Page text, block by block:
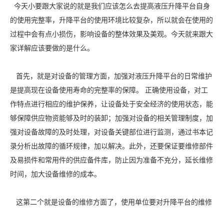
今天小要跟大家说的就是我们应该怎么去提高液压升降平台自身
的使用完整率，升降平台的使用环境比较复杂，所以就会在使用的
过程中会有点小损伤，影响设备的整体效果及美观。今天就来跟大
家详解应该要做的是什么。
首先，就是对设备的管理方面，加强对液压升降平台的日常维护
是提高现在设备使用寿命的完整率的保障。 正确使用设备，对工
作特点进行相应的维护保养，让设备处于安全经济的使用状态，能
够保障供应物资能够及时的装卸；加强对设备的相关管理制度，加
强对设备故障的及时处理，对设备关键部位进行监测，通过书本记
录分析出故障的循环规律，加以解决。此外，还要保证要维修部件
及易损件和常用件的供应备件库，防止因为准备不充分，延长维修
时间，加大设备维修的成本。
这第二个就是设备的维修方面了，使用单位要对升降平台的维修